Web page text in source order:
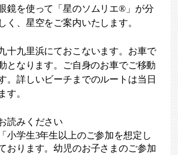
鏡を使って「星のソムリエ®」が分
く、星空をご案内いたします。
十九里浜にておこないます。お車で
となります。ご自身のお車でご移動
。詳しいビーチまでのルートは当日
す。
読みください
小学生3年生以上のご参加を想定し
おります。幼児のお子さまのご参加